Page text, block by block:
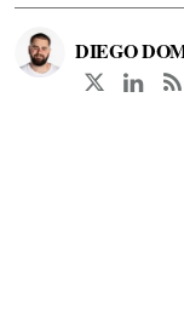
DIEGO